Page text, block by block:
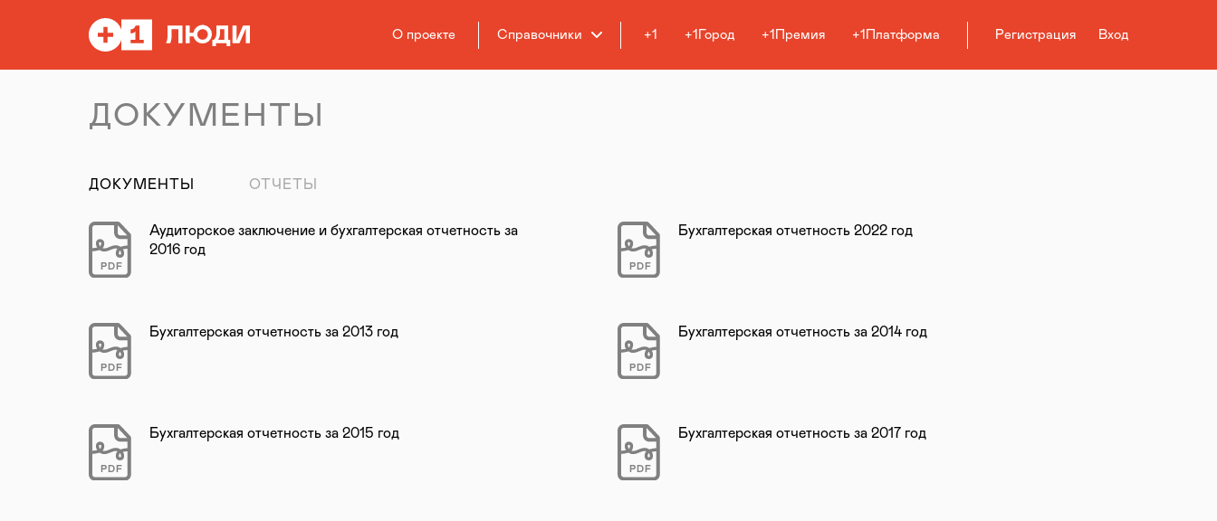
О проекте Справочники +1 +1Город +1Премия +1Платформа Регистрация Вход
ДОКУМЕНТЫ
ДОКУМЕНТЫ ОТЧЕТЫ
PDF
Аудиторское заключение и бухгалтерская отчетность за
2016 год
PDF
Бухгалтерская отчетность 2022 год
PDF
Бухгалтерская отчетность за 2013 год
PDF
Бухгалтерская отчетность за 2014 год
PDF
Бухгалтерская отчетность за 2015 год
PDF
Бухгалтерская отчетность за 2017 год